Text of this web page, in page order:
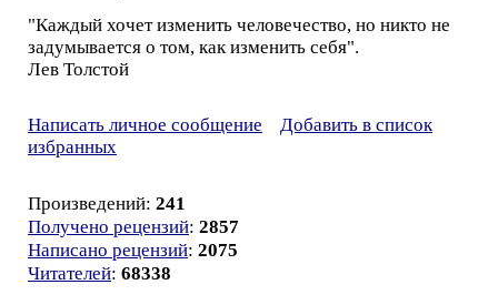
"Каждый хочет изменить человечество, но никто не
задумывается о том, как изменить себя".
Лев Толстой
Написать личное сообщение
Добавить в список
избранных
Произведений: 241
Получено рецензий: 2857
Написано рецензий: 2075
Читателей: 68338